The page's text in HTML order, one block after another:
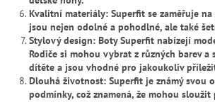
Kvalitní materiály: Superfit se zaměřuje
jsou nejen odolné a pohodlné, ale také
Stylový design: Boty Superfit nabízejí
Rodiče si mohou vybrat z různých barev
dítěte a jsou vhodné pro jakoukoliv
Dlouhá životnost: Superfit je známý svou
podmínky, což znamená, že mohou